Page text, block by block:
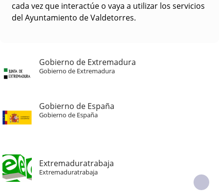
cada vez que interactúe o vaya a utilizar los servicios
del Ayuntamiento de Valdetorres.
Gobierno de Extremadura
Gobierno de Extremadura
Gobierno de España
Gobierno de España
Extremaduratrabaja
Extremaduratrabaja